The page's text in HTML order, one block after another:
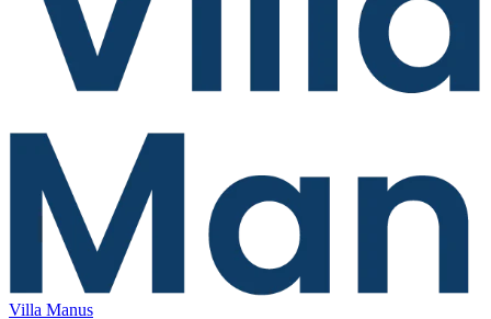
Villa Manus